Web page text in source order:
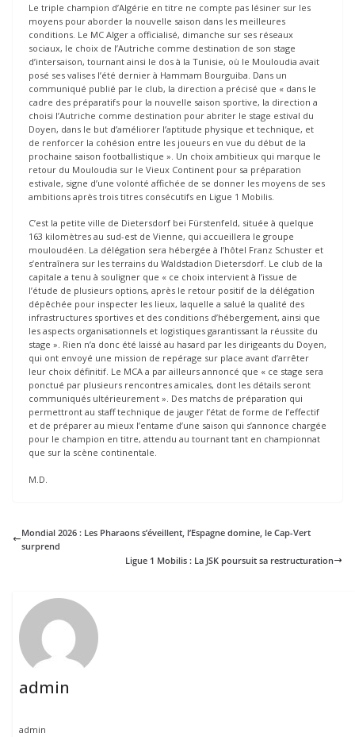
Le triple champion d’Algérie en titre ne compte pas lésiner sur les
moyens pour aborder la nouvelle saison dans les meilleures
conditions. Le MC Alger a officialisé, dimanche sur ses réseaux
sociaux, le choix de l’Autriche comme destination de son stage
d’intersaison, tournant ainsi le dos à la Tunisie, où le Mouloudia avait
posé ses valises l’été dernier à Hammam Bourguiba. Dans un
communiqué publié par le club, la direction a précisé que « dans le
cadre des préparatifs pour la nouvelle saison sportive, la direction a
choisi l’Autriche comme destination pour abriter le stage estival du
Doyen, dans le but d’améliorer l’aptitude physique et technique, et
de renforcer la cohésion entre les joueurs en vue du début de la
prochaine saison footballistique ». Un choix ambitieux qui marque le
retour du Mouloudia sur le Vieux Continent pour sa préparation
estivale, signe d’une volonté affichée de se donner les moyens de ses
ambitions après trois titres consécutifs en Ligue 1 Mobilis.
C’est la petite ville de Dietersdorf bei Fürstenfeld, située à quelque
163 kilomètres au sud-est de Vienne, qui accueillera le groupe
mouloudéen. La délégation sera hébergée à l’hôtel Franz Schuster et
s’entraînera sur les terrains du Waldstadion Dietersdorf. Le club de la
capitale a tenu à souligner que « ce choix intervient à l’issue de
l’étude de plusieurs options, après le retour positif de la délégation
dépêchée pour inspecter les lieux, laquelle a salué la qualité des
infrastructures sportives et des conditions d’hébergement, ainsi que
les aspects organisationnels et logistiques garantissant la réussite du
stage ». Rien n’a donc été laissé au hasard par les dirigeants du Doyen,
qui ont envoyé une mission de repérage sur place avant d’arrêter
leur choix définitif. Le MCA a par ailleurs annoncé que « ce stage sera
ponctué par plusieurs rencontres amicales, dont les détails seront
communiqués ultérieurement ». Des matchs de préparation qui
permettront au staff technique de jauger l’état de forme de l’effectif
et de préparer au mieux l’entame d’une saison qui s’annonce chargée
pour le champion en titre, attendu au tournant tant en championnat
que sur la scène continentale.
M.D.
Mondial 2026 : Les Pharaons s’éveillent, l’Espagne domine, le Cap-Vert
surprend
Ligue 1 Mobilis : La JSK poursuit sa restructuration
admin
admin